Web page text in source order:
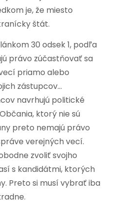
je, že miesto
štát.
30 odsek 1, podľa
právo zúčastňovať sa
priamo alebo
zástupcov…
navrhujú politické
ktorý nie sú
preto nemajú právo
verejných vecí.
zvoliť svojho
s kandidátmi, ktorých
Preto si musí vybrať iba